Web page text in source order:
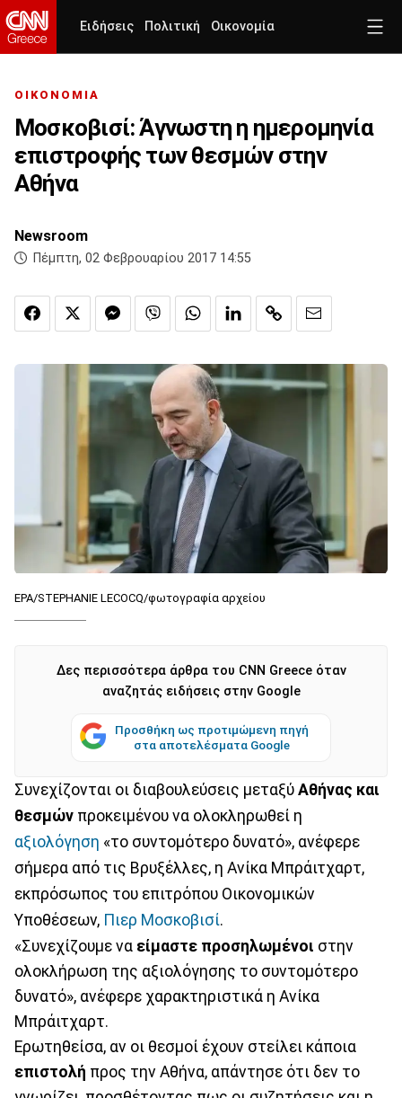
Ειδήσεις Πολιτική Οικονομία
ΟΙΚΟΝΟΜΙΑ
Μοσκοβισί: Άγνωστη η ημερομηνία
επιστροφής των θεσμών στην
Αθήνα
Newsroom
Πέμπτη, 02 Φεβρουαρίου 2017 14:55
EPA/STEPHANIE LECOCQ/φωτογραφία αρχείου
Δες περισσότερα άρθρα του CNN Greece όταν
αναζητάς ειδήσεις στην Google
Προσθήκη ως προτιμώμενη πηγή
στα αποτελέσματα Google
Συνεχίζονται οι διαβουλεύσεις μεταξύ Αθήνας και
θεσμών προκειμένου να ολοκληρωθεί η
αξιολόγηση «το συντομότερο δυνατό», ανέφερε
σήμερα από τις Βρυξέλλες, η Ανίκα Μπράιτχαρτ,
εκπρόσωπος του επιτρόπου Οικονομικών
Υποθέσεων, Πιερ Μοσκοβισί.
«Συνεχίζουμε να είμαστε προσηλωμένοι στην
ολοκλήρωση της αξιολόγησης το συντομότερο
δυνατό», ανέφερε χαρακτηριστικά η Ανίκα
Μπράιτχαρτ.
Ερωτηθείσα, αν οι θεσμοί έχουν στείλει κάποια
επιστολή προς την Αθήνα, απάντησε ότι δεν το